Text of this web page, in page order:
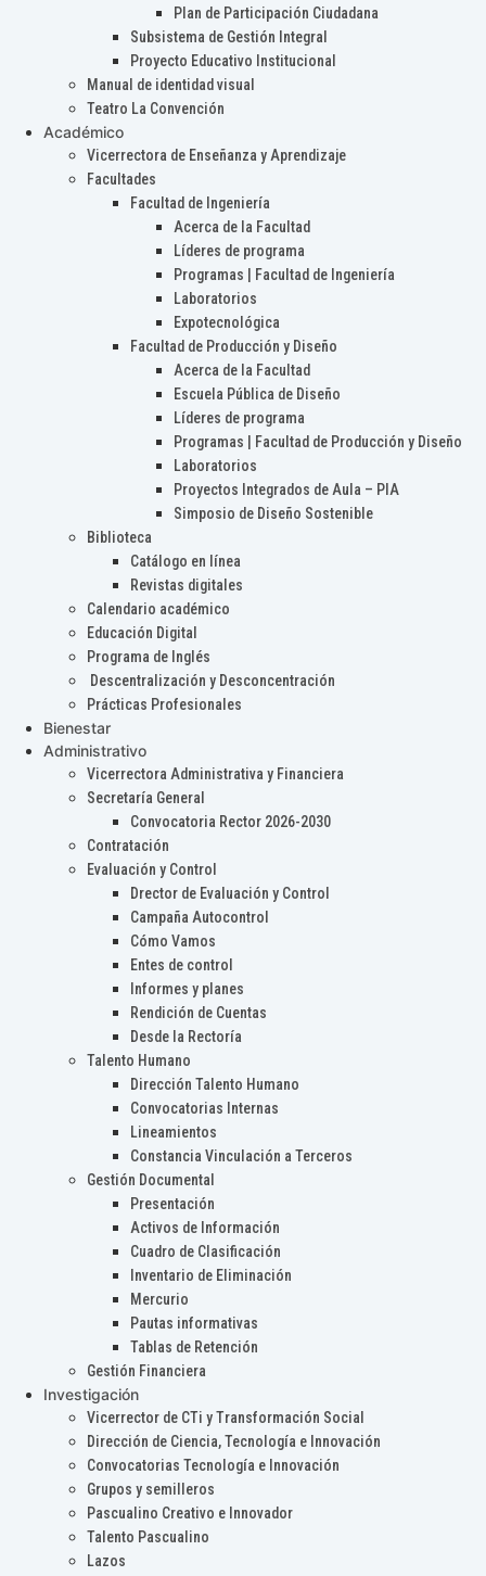
Plan de Participación Ciudadana
Subsistema de Gestión Integral
Proyecto Educativo Institucional
Manual de identidad visual
Teatro La Convención
Académico
Vicerrectora de Enseñanza y Aprendizaje
Facultades
Facultad de Ingeniería
Acerca de la Facultad
Líderes de programa
Programas | Facultad de Ingeniería
Laboratorios
Expotecnológica
Facultad de Producción y Diseño
Acerca de la Facultad
Escuela Pública de Diseño
Líderes de programa
Programas | Facultad de Producción y Diseño
Laboratorios
Proyectos Integrados de Aula – PIA
Simposio de Diseño Sostenible
Biblioteca
Catálogo en línea
Revistas digitales
Calendario académico
Educación Digital
Programa de Inglés
Descentralización y Desconcentración
Prácticas Profesionales
Bienestar
Administrativo
Vicerrectora Administrativa y Financiera
Secretaría General
Convocatoria Rector 2026-2030
Contratación
Evaluación y Control
Drector de Evaluación y Control
Campaña Autocontrol
Cómo Vamos
Entes de control
Informes y planes
Rendición de Cuentas
Desde la Rectoría
Talento Humano
Dirección Talento Humano
Convocatorias Internas
Lineamientos
Constancia Vinculación a Terceros
Gestión Documental
Presentación
Activos de Información
Cuadro de Clasificación
Inventario de Eliminación
Mercurio
Pautas informativas
Tablas de Retención
Gestión Financiera
Investigación
Vicerrector de CTi y Transformación Social
Dirección de Ciencia, Tecnología e Innovación
Convocatorias Tecnología e Innovación
Grupos y semilleros
Pascualino Creativo e Innovador
Talento Pascualino
Lazos